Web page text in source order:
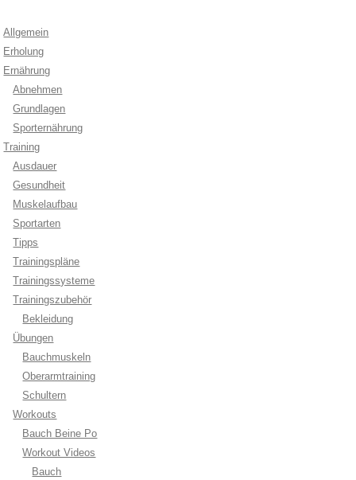
Allgemein
Erholung
Ernährung
Abnehmen
Grundlagen
Sporternährung
Training
Ausdauer
Gesundheit
Muskelaufbau
Sportarten
Tipps
Trainingspläne
Trainingssysteme
Trainingszubehör
Bekleidung
Übungen
Bauchmuskeln
Oberarmtraining
Schultern
Workouts
Bauch Beine Po
Workout Videos
Bauch